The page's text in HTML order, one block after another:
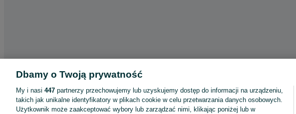
Dbamy o Twoją prywatność
My i nasi 447 partnerzy przechowujemy lub uzyskujemy dostęp do informacji na urządzeniu,
takich jak unikalne identyfikatory w plikach cookie w celu przetwarzania danych osobowych.
Użytkownik może zaakceptować wybory lub zarządzać nimi, klikając poniżej lub w